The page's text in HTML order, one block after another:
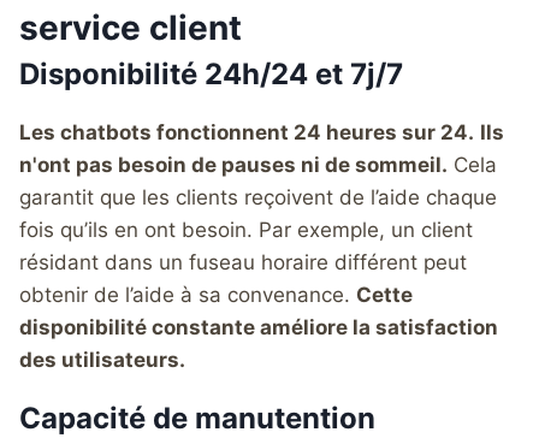
service client
Disponibilité 24h/24 et 7j/7
Les chatbots fonctionnent 24 heures sur 24. Ils
n'ont pas besoin de pauses ni de sommeil. Cela
garantit que les clients reçoivent de l’aide chaque
fois qu’ils en ont besoin. Par exemple, un client
résidant dans un fuseau horaire différent peut
obtenir de l’aide à sa convenance. Cette
disponibilité constante améliore la satisfaction
des utilisateurs.
Capacité de manutention